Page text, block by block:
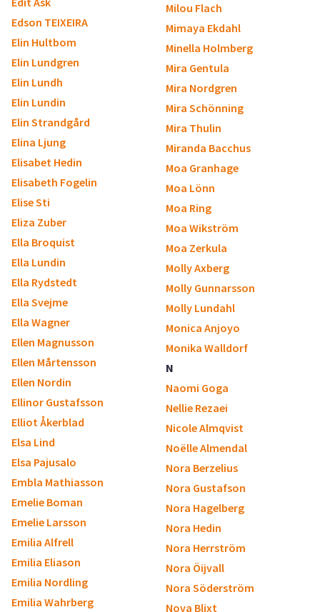
Edson TEIXEIRA
Elin Hultbom
Elin Lundgren
Elin Lundh
Elin Lundin
Elin Strandgård
Elina Ljung
Elisabet Hedin
Elisabeth Fogelin
Elise Sti
Eliza Zuber
Ella Broquist
Ella Lundin
Ella Rydstedt
Ella Svejme
Ella Wagner
Ellen Magnusson
Ellen Mårtensson
Ellen Nordin
Ellinor Gustafsson
Elliot Åkerblad
Elsa Lind
Elsa Pajusalo
Embla Mathiasson
Emelie Boman
Emelie Larsson
Emilia Alfrell
Emilia Eliason
Emilia Nordling
Emilia Wahrberg
Milou Flach
Mimaya Ekdahl
Minella Holmberg
Mira Gentula
Mira Nordgren
Mira Schönning
Mira Thulin
Miranda Bacchus
Moa Granhage
Moa Lönn
Moa Ring
Moa Wikström
Moa Zerkula
Molly Axberg
Molly Gunnarsson
Molly Lundahl
Monica Anjoyo
Monika Walldorf
N
Naomi Goga
Nellie Rezaei
Nicole Almqvist
Noëlle Almendal
Nora Berzelius
Nora Gustafson
Nora Hagelberg
Nora Hedin
Nora Herrström
Nora Öijvall
Nora Söderström
Nova Blixt